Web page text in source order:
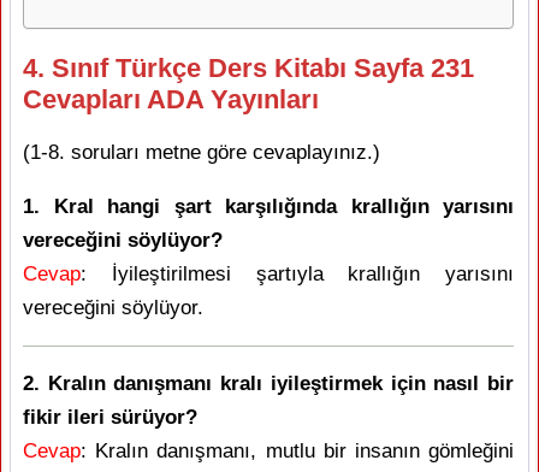
4. Sınıf Türkçe Ders Kitabı Sayfa 231
Cevapları ADA Yayınları
(1-8. soruları metne göre cevaplayınız.)
1. Kral hangi şart karşılığında krallığın yarısını
vereceğini söylüyor?
Cevap: İyileştirilmesi şartıyla krallığın yarısını
vereceğini söylüyor.
2. Kralın danışmanı kralı iyileştirmek için nasıl bir
fikir ileri sürüyor?
Cevap: Kralın danışmanı, mutlu bir insanın gömleğini